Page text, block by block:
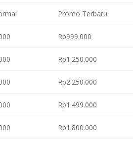
Promo Terbaru
Rp999.000
Rp1.250.000
Rp2.250.000
Rp1.499.000
Rp1.800.000